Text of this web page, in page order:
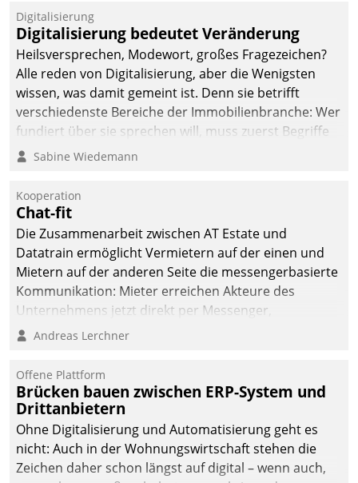
Jahresbeginn eine
Überblick, Einsicht und
Eingriff bietende Lösung.
Zur Entwicklung setzte
man auf
Cloudtechnologie,
bewährte und Startup-
agile Projektmethoden.
Digitalisierung
Digitalisierung bedeutet Veränderung
Heilsversprechen, Modewort, großes Fragezeichen?
Alle reden von Digitalisierung, aber die Wenigsten
wissen, was damit gemeint ist. Denn sie betrifft
verschiedenste Bereiche der Immobilienbranche: Wer
fundiert über sie sprechen will, muss zuerst Begriffe
klären. Ein Aspekt ist die betriebliche Optimierung:
Einsparungen durch optimierte und automatisierte
Prozesse. Doch man darf nicht zu viel erwarten: Allein
mit der Einführung einer neuen Software ist es nicht
getan. Die Digitalisierung erfordert von Unternehmen
die Bereitschaft, sich zu überprüfen, zu hinterfragen
und zu verändern.
Sabine Wiedemann
Kooperation
Chat-fit
Die Zusammenarbeit zwischen AT Estate und
Datatrain ermöglicht Vermietern auf der einen und
Mietern auf der anderen Seite die messengerbasierte
Kommunikation: Mieter erreichen Akteure des
Unternehmens jetzt direkt per Messenger,
Mitarbeiter oder Dienstleister empfangen oder
Andreas Lerchner
Offene Plattform
Brücken bauen zwischen ERP-System und
Drittanbietern
Ohne Digitalisierung und Automatisierung geht es
nicht: Auch in der Wohnungswirtschaft stehen die
Zeichen daher schon längst auf digital – wenn auch,